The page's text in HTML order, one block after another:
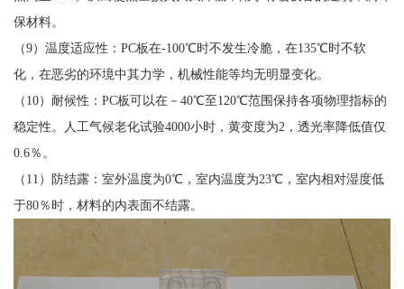
保材料。
（9）温度适应性：PC板在-100℃时不发生冷脆，在135℃时不软
化，在恶劣的环境中其力学，机械性能等均无明显变化。
（10）耐候性：PC板可以在－40℃至120℃范围保持各项物理指标的
稳定性。人工气候老化试验4000小时，黄变度为2，透光率降低值仅
0.6％。
（11）防结露：室外温度为0℃，室内温度为23℃，室内相对湿度低
于80％时，材料的内表面不结露。